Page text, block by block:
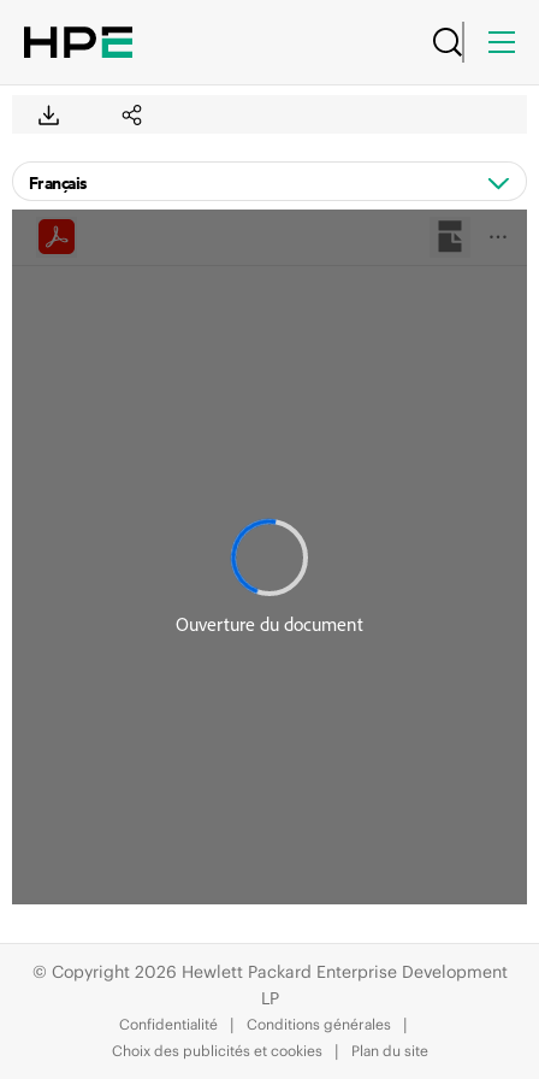
© Copyright 2026 Hewlett Packard Enterprise Development
LP
Confidentialité
Conditions générales
Choix des publicités et cookies
Plan du site